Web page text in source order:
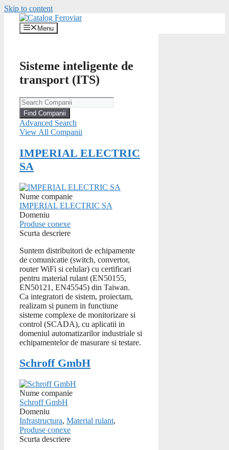
Skip to content
Menu
Sisteme inteligente de
transport (ITS)
Advanced Search
View All Companii
IMPERIAL ELECTRIC
SA
Nume companie
IMPERIAL ELECTRIC SA
Domeniu
Produse conexe
Scurta descriere
Suntem distribuitori de echipamente
de comunicatie (switch, convertor,
router WiFi si celular) cu certificari
pentru material rulant (EN50155,
EN50121, EN45545) din Taiwan.
Ca integratori de sistem, proiectam,
realizam si punem in functiune
sisteme complexe de monitorizare si
control (SCADA), cu aplicatii in
domeniul automatizarilor industriale si
echipamentelor de masurare si testare.
Schroff GmbH
Nume companie
Schroff GmbH
Domeniu
Infrastructura, Material rulant,
Produse conexe
Scurta descriere